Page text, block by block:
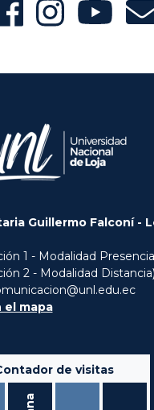
Guillermo Falconí -
1 - Modalidad
2 - Modalidad Distancia)
mapa
de visitas